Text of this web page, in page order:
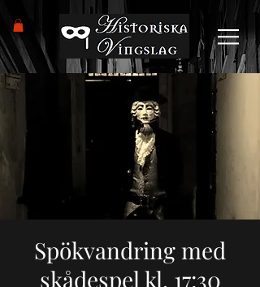
Spökvandring med
skådespel kl. 17:30